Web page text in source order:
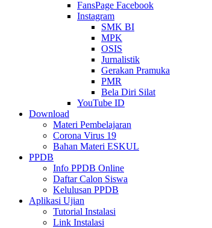
FansPage Facebook
Instagram
SMK BI
MPK
OSIS
Jurnalistik
Gerakan Pramuka
PMR
Bela Diri Silat
YouTube ID
Download
Materi Pembelajaran
Corona Virus 19
Bahan Materi ESKUL
PPDB
Info PPDB Online
Daftar Calon Siswa
Kelulusan PPDB
Aplikasi Ujian
Tutorial Instalasi
Link Instalasi